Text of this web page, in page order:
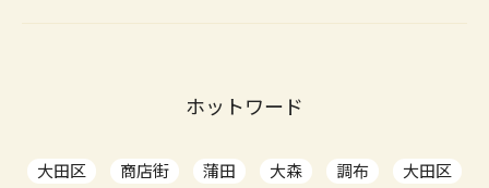
ホットワード
大田区 商店街 蒲田 大森 調布
大田区